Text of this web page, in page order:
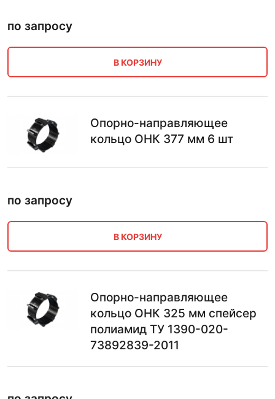
по запросу
В КОРЗИНУ
Опорно-направляющее
кольцо ОНК 377 мм 6 шт
по запросу
В КОРЗИНУ
Опорно-направляющее
кольцо ОНК 325 мм спейсер
полиамид ТУ 1390-020-
73892839-2011